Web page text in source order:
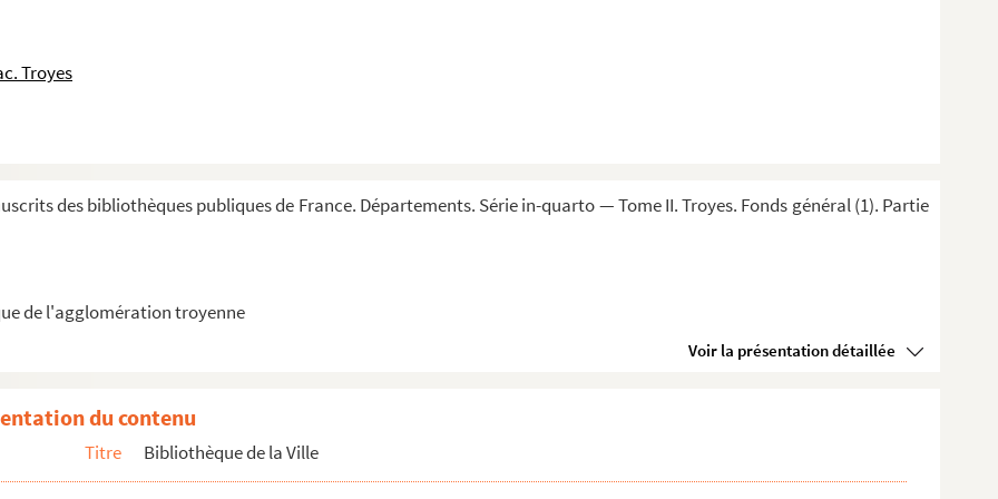
Troyes
des bibliothèques publiques de France. Départements. Série in-quarto — Tome II. Troyes. Fonds général (1). Partie
de l'agglomération troyenne
Voir la présentation détaillée
et autres où il y a eu des conciles, évêqu...
per anni circulum, numero CXXV)
abbreviatum (seu Summa de Vitiis et v...
de M. Paccory, alors principa...
du contenu
Titre Bibliothèque de la Ville